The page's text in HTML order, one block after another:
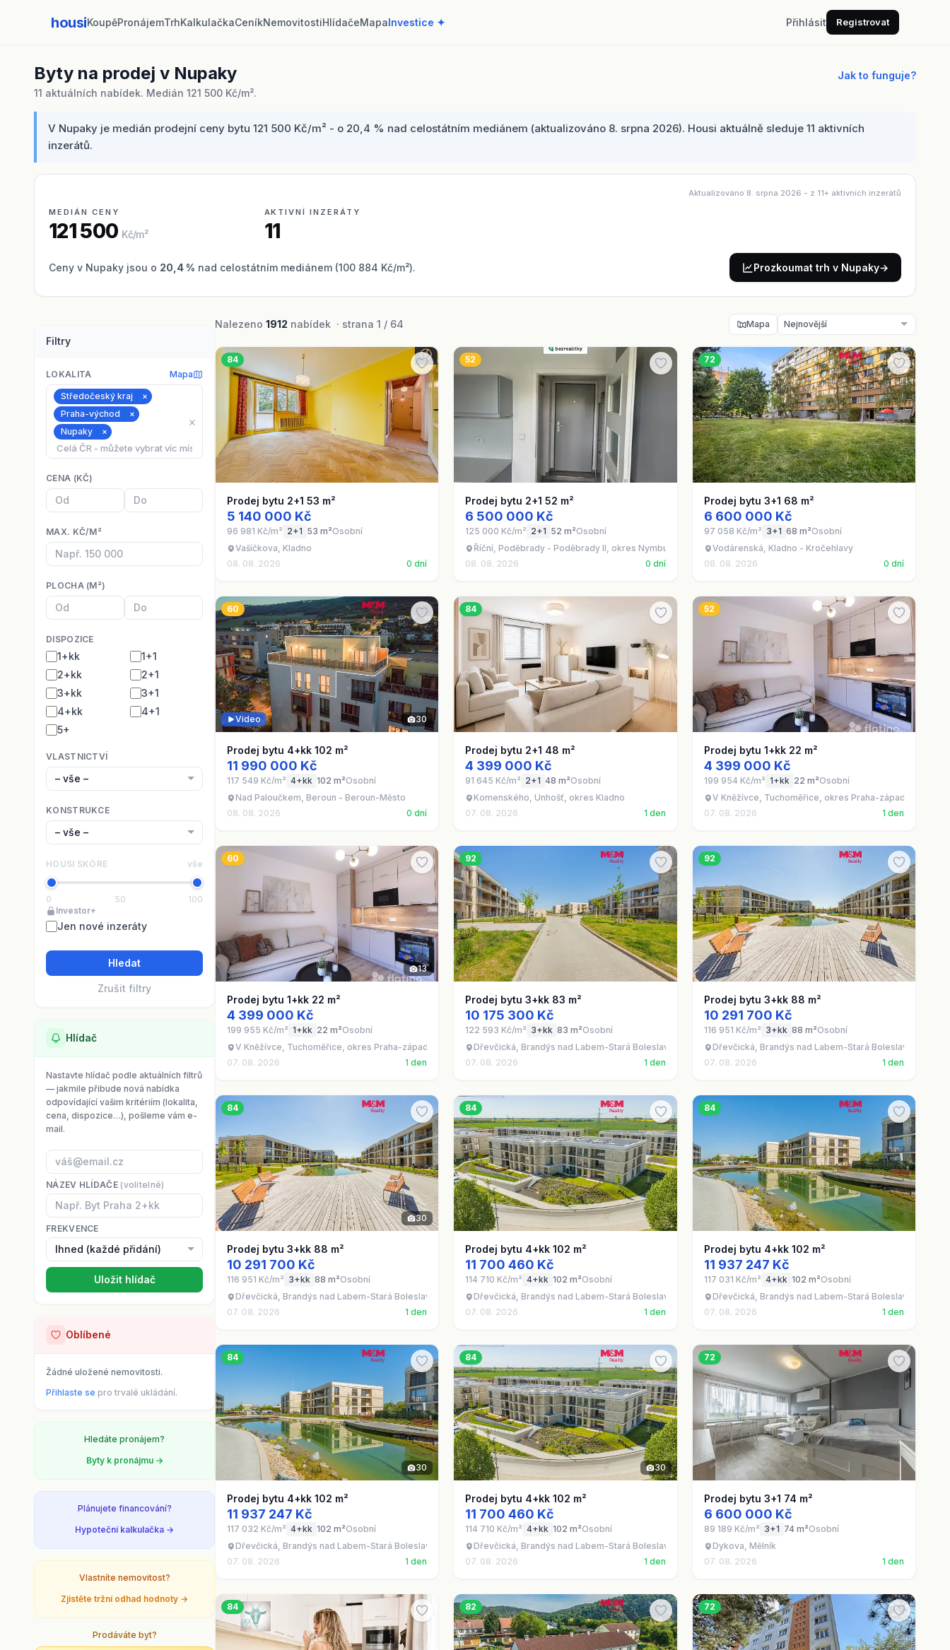
housiKoupěPronájemTrhKalkulačkaCeníkNemovitostiHlídačeMapaInvestice ✦ Přihlásit Registrovat
Byty na prodej v Nupaky
Jak to funguje?
11 aktuálních nabídek. Medián 121 500 Kč/m².
V Nupaky je medián prodejní ceny bytu 121 500 Kč/m² - o 20,4 % nad celostátním mediánem (aktualizováno 8. srpna 2026). Housi aktuálně sleduje 11 aktivních
inzerátů.
Aktualizováno 8. srpna 2026 - z 11+ aktivních inzerátů
MEDIÁN CENY
121 500 Kč/m²
AKTIVNÍ INZERÁTY
11
Ceny v Nupaky jsou o 20,4 % nad celostátním mediánem (100 884 Kč/m²). Prozkoumat trh v Nupaky→
Filtry
LOKALITA Mapa
Středočeský kraj
×
Praha-východ
×
Nupaky
×
⨯
CENA (KČ)
MAX. KČ/M²
PLOCHA (M²)
DISPOZICE
1+kk
1+1
2+kk
2+1
3+kk
3+1
4+kk
4+1
5+
VLASTNICTVÍ
KONSTRUKCE
HOUSI SKÓRE vše
0 50
100
Investor+
Jen nové inzeráty
Hledat
Zrušit filtry
Hlídač
Nastavte hlídač podle aktuálních filtrů
— jakmile přibude nová nabídka
odpovídající vašim kritériím (lokalita,
cena, dispozice…), pošleme vám e-
mail.
NÁZEV HLÍDAČE (volitelné)
FREKVENCE
Uložit hlídač
Oblíbené
Žádné uložené nemovitosti.
Přihlaste se pro trvalé ukládání.
Hledáte pronájem?
Byty k pronájmu →
Plánujete financování?
Hypoteční kalkulačka →
Vlastníte nemovitost?
Zjistěte tržní odhad hodnoty →
Prodáváte byt?
Nalezeno 1912 nabídek · strana 1 / 64 Mapa
84
Prodej bytu 2+1 53 m²
5 140 000 Kč
96 981 Kč/m² 2+1 53 m²Osobní
Vašíčkova, Kladno
08. 08. 2026
0 dní
52
Prodej bytu 2+1 52 m²
6 500 000 Kč
125 000 Kč/m² 2+1 52 m²Osobní
Říční, Poděbrady - Poděbrady II, okres Nymburk
08. 08. 2026
0 dní
72
Prodej bytu 3+1 68 m²
6 600 000 Kč
97 058 Kč/m² 3+1 68 m²Osobní
Vodárenská, Kladno - Kročehlavy
08. 08. 2026
0 dní
60
30
Video
Prodej bytu 4+kk 102 m²
11 990 000 Kč
117 549 Kč/m² 4+kk 102 m²Osobní
Nad Paloučkem, Beroun - Beroun-Město
08. 08. 2026
0 dní
84
Prodej bytu 2+1 48 m²
4 399 000 Kč
91 645 Kč/m² 2+1 48 m²Osobní
Komenského, Unhošť, okres Kladno
07. 08. 2026
1 den
52
Prodej bytu 1+kk 22 m²
4 399 000 Kč
199 954 Kč/m² 1+kk 22 m²Osobní
V Kněžívce, Tuchoměřice, okres Praha-západ
07. 08. 2026
1 den
60
13
Prodej bytu 1+kk 22 m²
4 399 000 Kč
199 955 Kč/m² 1+kk 22 m²Osobní
V Kněžívce, Tuchoměřice, okres Praha-západ
07. 08. 2026
1 den
92
Prodej bytu 3+kk 83 m²
10 175 300 Kč
122 593 Kč/m² 3+kk 83 m²Osobní
Dřevčická, Brandýs nad Labem-Stará Boleslav - Brandýs nad Labem, okres Praha-východ
07. 08. 2026
1 den
92
Prodej bytu 3+kk 88 m²
10 291 700 Kč
116 951 Kč/m² 3+kk 88 m²Osobní
Dřevčická, Brandýs nad Labem-Stará Boleslav -
07. 08. 2026
1 den
84
30
Prodej bytu 3+kk 88 m²
10 291 700 Kč
116 951 Kč/m² 3+kk 88 m²Osobní
Dřevčická, Brandýs nad Labem-Stará Boleslav - Brandýs nad Labem, okres Praha-východ
07. 08. 2026
1 den
84
Prodej bytu 4+kk 102 m²
11 700 460 Kč
114 710 Kč/m² 4+kk 102 m²Osobní
Dřevčická, Brandýs nad Labem-Stará Boleslav - Brandýs nad Labem, okres Praha-východ
07. 08. 2026
1 den
84
Prodej bytu 4+kk 102 m²
11 937 247 Kč
117 031 Kč/m² 4+kk 102 m²Osobní
Dřevčická, Brandýs nad Labem-Stará Boleslav -
07. 08. 2026
1 den
84
30
Prodej bytu 4+kk 102 m²
11 937 247 Kč
117 032 Kč/m² 4+kk 102 m²Osobní
Dřevčická, Brandýs nad Labem-Stará Boleslav - Brandýs nad Labem, okres Praha-východ
07. 08. 2026
1 den
84
30
Prodej bytu 4+kk 102 m²
11 700 460 Kč
114 710 Kč/m² 4+kk 102 m²Osobní
Dřevčická, Brandýs nad Labem-Stará Boleslav - Brandýs nad Labem, okres Praha-východ
07. 08. 2026
1 den
72
Prodej bytu 3+1 74 m²
6 600 000 Kč
89 189 Kč/m² 3+1 74 m²Osobní
Dykova, Mělník
07. 08. 2026
1 den
84 82 72